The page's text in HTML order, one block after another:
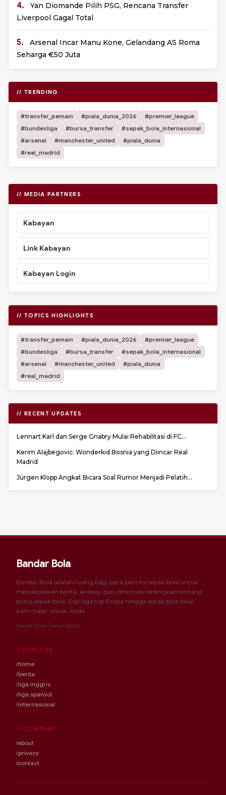
4.
Yan Diomande Pilih PSG, Rencana Transfer
Liverpool Gagal Total
5.
Arsenal Incar Manu Kone, Gelandang AS Roma
Seharga €50 Juta
// TRENDING
#transfer_pemain #piala_dunia_2026
#premier_league
#bundesliga
#bursa_transfer
#sepak_bola_internasional
#arsenal
#manchester_united
#piala_dunia
#real_madrid
// MEDIA PARTNERS
Kabayan
Link Kabayan
Kabayan Login
// TOPICS HIGHLIGHTS
#transfer_pemain #piala_dunia_2026
#premier_league
#bundesliga
#bursa_transfer
#sepak_bola_internasional
#arsenal
#manchester_united
#piala_dunia
#real_madrid
// RECENT UPDATES
Lennart Karl dan Serge Gnabry Mulai Rehabilitasi di FC...
Kerim Alajbegovic: Wonderkid Bosnia yang Diincar Real
Madrid
Jürgen Klopp Angkat Bicara Soal Rumor Menjadi Pelatih...
Bandar Bola
Bandar Bola adalah ruang bagi para pecinta sepak bola untuk
mendapatkan berita, analisis, dan informasi terlengkap tentang
dunia sepak bola. Dari liga top Eropa hingga sepak bola lokal,
kami hadir untuk Anda.
Sepak Bola Terlengkap
// EXPLORE
/home
/berita
/liga inggris
/liga spanyol
/internasional
// COMPANY
/about
/privacy
/contact